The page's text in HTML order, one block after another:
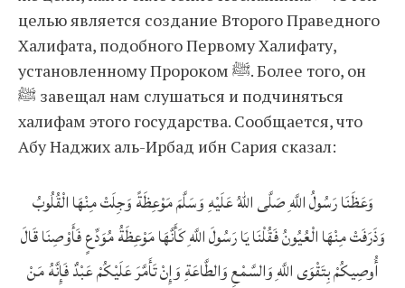
целью является создание Второго Праведного
Халифата, подобного Первому Халифату,
установленному Пророком ﷺ. Более того, он
ﷺ завещал нам слушаться и подчиняться
халифам этого государства. Сообщается, что
Абу Наджих аль-Ирбад ибн Сария сказал:
وَعَظَنَا رَسُولُ اللَّهِ صَلَّى اللهُ عَلَيْهِ وَسَلَّمَ مَوْعِظَةً وَجِلَتْ مِنْهَا الْقُلُوبُ
وَذَرَفَتْ مِنْهَا الْعُيُونُ فَقُلْنَا يَا رَسُولَ اللَّهِ كَأَنَّهَا مَوْعِظَةُ مُوَدِّعٍ فَأَوْصِنَا قَالَ
أُوصِيكُمْ بِتَقْوَى اللَّهِ وَالسَّمْعِ وَالطَّاعَةِ وَإِنْ تَأَمَّرَ عَلَيْكُمْ عَبْدٌ فَإِنَّهُ مَنْ